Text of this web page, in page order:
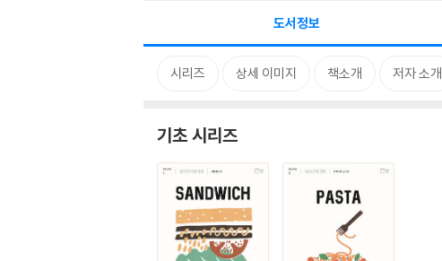
도서정보
시리즈 상세 이미지 책소개 저자 소개
기초 시리즈